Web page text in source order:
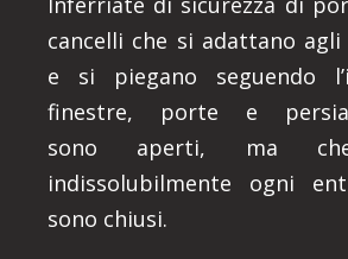
cancelli che si adattano
e si piegano seguendo
finestre, porte e
sono aperti, ma
indissolubilmente ogni
sono chiusi.